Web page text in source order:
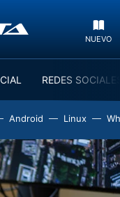
NUEVO
REDES
Android Linux